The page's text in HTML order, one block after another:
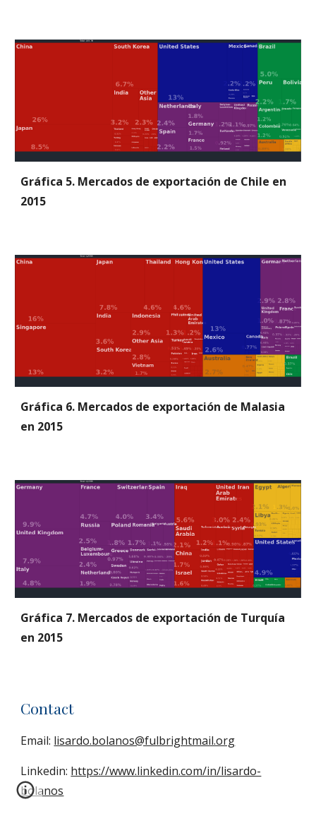
Gráfica 5. Mercados de exportación de Chile en
2015
Gráfica 6. Mercados de exportación de Malasia
en 2015
Gráfica 7. Mercados de exportación de Turquía
en 2015
Contact
Email: lisardo.bolanos@fulbrightmail.org
Linkedin: https://www.linkedin.com/in/lisardo-
bolanos